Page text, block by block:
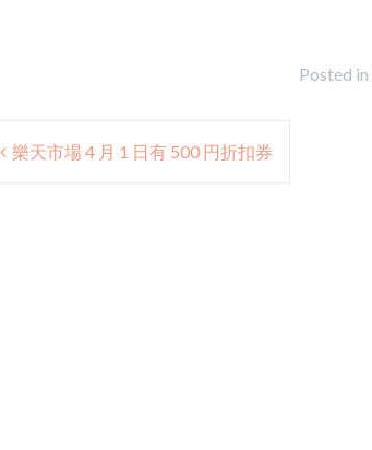
Posted in
Post
navigation
樂天市場 4 月 1 日有 500 円折扣券